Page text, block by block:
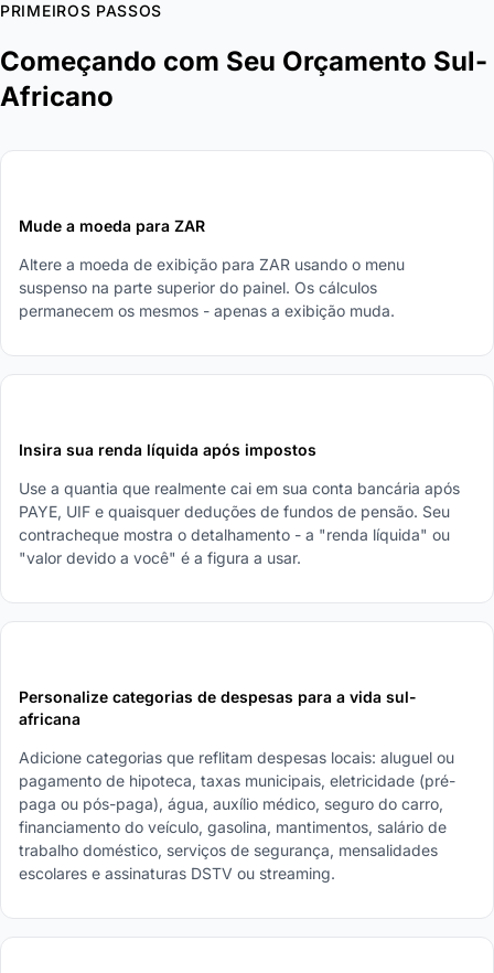
PRIMEIROS PASSOS
Começando com Seu Orçamento Sul-
Africano
Mude a moeda para ZAR
Altere a moeda de exibição para ZAR usando o menu
suspenso na parte superior do painel. Os cálculos
permanecem os mesmos - apenas a exibição muda.
Insira sua renda líquida após impostos
Use a quantia que realmente cai em sua conta bancária após
PAYE, UIF e quaisquer deduções de fundos de pensão. Seu
contracheque mostra o detalhamento - a "renda líquida" ou
"valor devido a você" é a figura a usar.
Personalize categorias de despesas para a vida sul-
africana
Adicione categorias que reflitam despesas locais: aluguel ou
pagamento de hipoteca, taxas municipais, eletricidade (pré-
paga ou pós-paga), água, auxílio médico, seguro do carro,
financiamento do veículo, gasolina, mantimentos, salário de
trabalho doméstico, serviços de segurança, mensalidades
escolares e assinaturas DSTV ou streaming.